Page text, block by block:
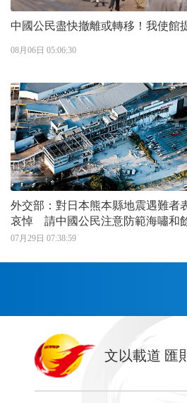
中國公民盡快撤離或轉移！我使館
08月06日 05:06:30
外交部：對日本熊本縣地震遇難者
哀悼 請中國公民注意防範海嘯和
07月29日 07:38:59
首頁
香港
神州
灣區生活 灣區企
文以載道 匯